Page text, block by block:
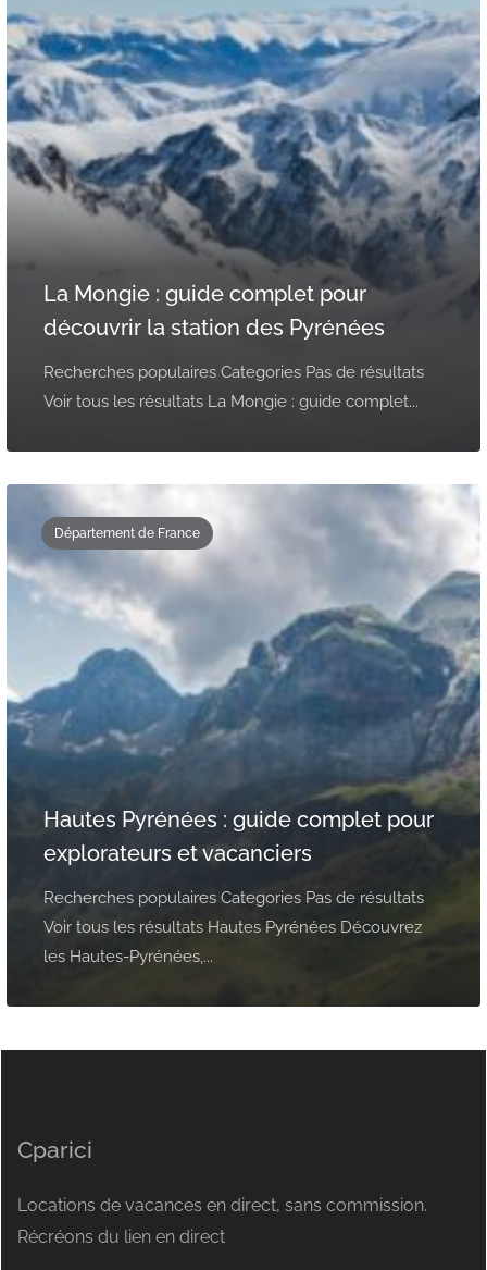
La Mongie : guide complet pour
découvrir la station des Pyrénées
Recherches populaires Categories Pas de résultats
Voir tous les résultats La Mongie : guide complet...
Département de France
Hautes Pyrénées : guide complet pour
explorateurs et vacanciers
Recherches populaires Categories Pas de résultats
Voir tous les résultats Hautes Pyrénées Découvrez
les Hautes-Pyrénées,...
Cparici
Locations de vacances en direct, sans commission.
Récréons du lien en direct